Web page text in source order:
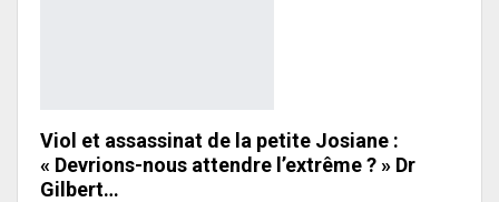
Viol et assassinat de la petite Josiane :
« Devrions-nous attendre l’extrême ? » Dr
Gilbert…